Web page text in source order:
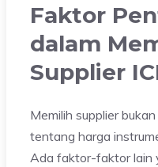
Faktor
dalam
Supplier
Memilih supplier
tentang harga
Ada faktor-faktor lain